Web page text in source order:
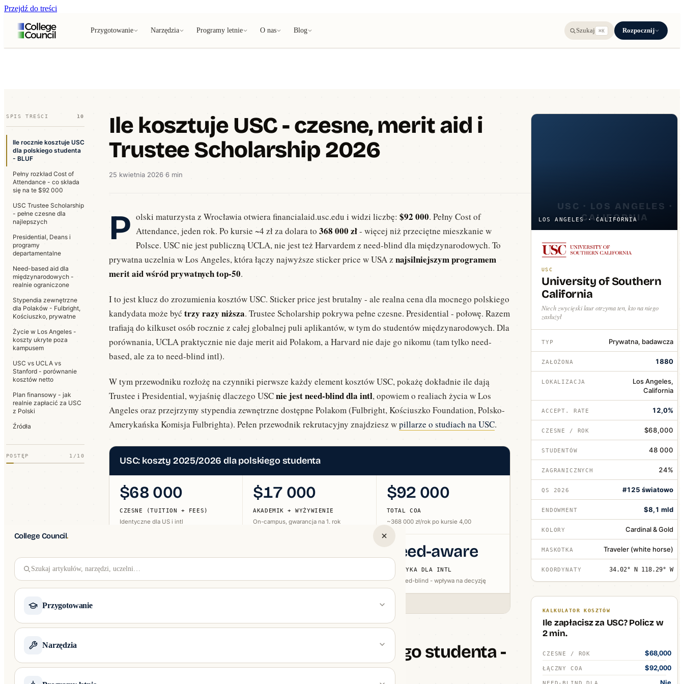
Przejdź do treści
Przygotowanie Narzędzia Programy letnie O nas Blog Szukaj ⌘K Rozpocznij
College Council.
Szukaj artykułów, narzędzi, uczelni…
Przygotowanie
Kompleksowe wsparcie aplikacji na Harvard, Yale, Stanford i Top 50 USA — Common App, SAT, eseje i rozmowy kwalifikacyjne.
Narzędzia
SPIS TREŚCI 10
Ile rocznie kosztuje USC
dla polskiego studenta
- BLUF
Pełny rozkład Cost of
Attendance - co składa
się na te $92 000
USC Trustee Scholarship
- pełne czesne dla
najlepszych
Presidential, Deans i
programy
departamentalne
Need-based aid dla
międzynarodowych -
realnie ograniczone
Stypendia zewnętrzne
dla Polaków - Fulbright,
Kościuszko, prywatne
Życie w Los Angeles -
koszty ukryte poza
kampusem
USC vs UCLA vs
Stanford - porównanie
kosztów netto
Plan finansowy - jak
realnie zapłacić za USC
z Polski
Źródła
POSTĘP 1/10
LOS ANGELES · CALIFORNIA
USC
University of Southern
California
Niech zwycięski laur otrzyma ten, kto na niego
zasłużył
TYP Prywatna, badawcza
ZAŁOŻONA 1880
LOKALIZACJA
Los Angeles,
California
ACCEPT. RATE 12,0%
CZESNE / ROK $68,000
STUDENTÓW 48 000
ZAGRANICZNYCH 24%
QS 2026 #125 światowo
ENDOWMENT $8,1 mld
KOLORY Cardinal & Gold
MASKOTKA Traveler (white horse)
KOORDYNATY 34.02° N 118.29° W
KALKULATOR KOSZTÓW
Ile zapłacisz za USC? Policz w
2 min.
CZESNE / ROK $68,000
ŁĄCZNY COA $92,000
Ile kosztuje USC - czesne, merit aid i
Trustee Scholarship 2026
25 kwietnia 2026·6 min
P olski maturzysta z Wrocławia otwiera financialaid.usc.edu i widzi liczbę:$92 000. Pełny Cost of
Attendance, jeden rok. Po kursie ~4 zł za dolara to368 000 zł- więcej niż przeciętne mieszkanie w
Polsce. USC nie jest publiczną UCLA, nie jest też Harvardem z need-blind dla międzynarodowych. To
prywatna uczelnia w Los Angeles, która łączy najwyższe sticker price w USA z najsilniejszym programem
merit aid wśród prywatnych top-50.
I to jest klucz do zrozumienia kosztów USC. Sticker price jest brutalny - ale realna cena dla mocnego polskiego
kandydata może być trzy razy niższa. Trustee Scholarship pokrywa pełne czesne. Presidential - połowę. Razem
trafiają do kilkuset osób rocznie z całej globalnej puli aplikantów, w tym do studentów międzynarodowych. Dla
porównania, UCLA praktycznie nie daje merit aid Polakom, a Harvard nie daje go nikomu (tam tylko need-
based, ale za to need-blind intl).
W tym przewodniku rozłożę na czynniki pierwsze każdy element kosztów USC, pokażę dokładnie ile dają
Trustee i Presidential, wyjaśnię dlaczego USCnie jest need-blind dla intl, opowiem o realiach życia w Los
Angeles oraz przejrzymy stypendia zewnętrzne dostępne Polakom (Fulbright, Kościuszko Foundation, Polsko-
Amerykańska Komisja Fulbrighta). Pełen przewodnik rekrutacyjny znajdziesz wpillarze o studiach na USC.
USC: koszty 2025/2026 dla polskiego studenta
$68 000
CZESNE (TUITION + FEES)
Identyczne dla US i intl
$17 000
AKADEMIK + WYŻYWIENIE
On-campus, gwarancja na 1. rok
$92 000
TOTAL COA
~368 000 zł/rok po kursie 4,00
TRUSTEE SCHOLARSHIP
Pełne czesne, top kandydaci Połowa czesnego, kilkaset osób
Need-aware
POLITYKA DLA INTL
NIE need-blind - wpływa na decyzję
Źródło: USC Financial Aid Office (financialaid.usc.edu), Cost of Attendance 2025/2026.
Ile rocznie kosztuje USC dla polskiego studenta -
BLUF